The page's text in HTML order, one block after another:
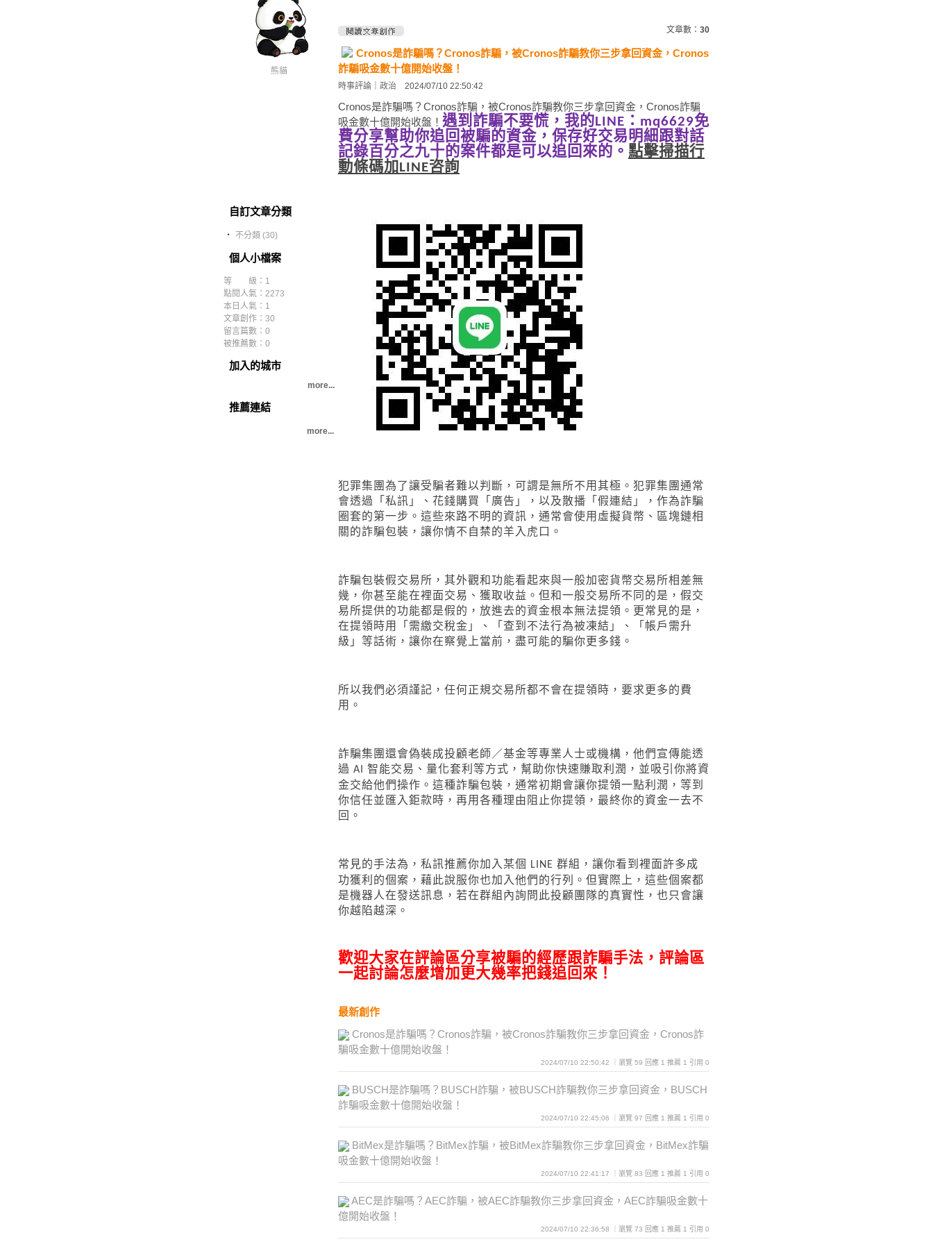
熊貓
自訂文章分類
‧ 不分類 (30)
個人小檔案
等 級：1
點閱人氣：2273
本日人氣：1
文章創作：30
留言篇數：0
被推薦數： 0
加入的城市
more...
推薦連結
more...
文章數： 30
Cronos是詐騙嗎？Cronos詐騙，被Cronos詐騙教你三步拿回資金，Cronos
詐騙吸金數十億開始收盤！
時事評論 政治 2024/07/10 22:50:42
Cronos是詐騙嗎？Cronos詐騙，被Cronos詐騙教你三步拿回資金，Cronos詐騙
吸金數十億開始收盤！ 遇到詐騙不要慌，我的LINE： mq6629免
費分享幫助你追回被騙的資金，保存好交易明細跟對話
記錄百分之九十的案件都是可以追回來的。 點擊掃描行
動條碼加LINE咨詢
犯罪集團為了讓受騙者難以判斷，可謂是無所不用其極。犯罪集團通常
會透過「私訊」、花錢購買「廣告」，以及散播「假連結」，作為詐騙
圈套的第一步。這些來路不明的資訊，通常會使用虛擬貨幣、區塊鏈相
關的詐騙包裝，讓你情不自禁的羊入虎口。
詐騙包裝假交易所，其外觀和功能看起來與一般加密貨幣交易所相差無
幾，你甚至能在裡面交易、獲取收益。但和一般交易所不同的是，假交
易所提供的功能都是假的，放進去的資金根本無法提領。更常見的是，
在提領時用「需繳交稅金」、「查到不法行為被凍結」、「帳戶需升
級」等話術，讓你在察覺上當前，盡可能的騙你更多錢。
所以我們必須謹記，任何正規交易所都不會在提領時，要求更多的費
用。
詐騙集團還會偽裝成投顧老師／基金等專業人士或機構，他們宣傳能透
過 AI 智能交易、量化套利等方式，幫助你快速賺取利潤，並吸引你將資
金交給他們操作。這種詐騙包裝，通常初期會讓你提領一點利潤，等到
你信任並匯入鉅款時，再用各種理由阻止你提領，最終你的資金一去不
回。
常見的手法為，私訊推薦你加入某個 LINE 群組，讓你看到裡面許多成
功獲利的個案，藉此說服你也加入他們的行列。但實際上，這些個案都
是機器人在發送訊息，若在群組內詢問此投顧團隊的真實性，也只會讓
你越陷越深。
歡迎大家在評論區分享被騙的經歷跟詐騙手法，評論區
一起討論怎麼增加更大幾率把錢追回來！
最新創作
Cronos是詐騙嗎？Cronos詐騙，被Cronos詐騙教你三步拿回資金，Cronos詐
騙吸金數十億開始收盤！
2024/07/10 22:50:42 ｜瀏覽 59 回應 1 推薦 1 引用 0
BUSCH是詐騙嗎？BUSCH詐騙，被BUSCH詐騙教你三步拿回資金，BUSCH
詐騙吸金數十億開始收盤！
2024/07/10 22:45:06 ｜瀏覽 97 回應 1 推薦 1 引用 0
BitMex是詐騙嗎？BitMex詐騙，被BitMex詐騙教你三步拿回資金，BitMex詐騙
吸金數十億開始收盤！
2024/07/10 22:41:17 ｜瀏覽 83 回應 1 推薦 1 引用 0
AEC是詐騙嗎？AEC詐騙，被AEC詐騙教你三步拿回資金，AEC詐騙吸金數十
億開始收盤！
2024/07/10 22:36:58 ｜瀏覽 73 回應 1 推薦 1 引用 0